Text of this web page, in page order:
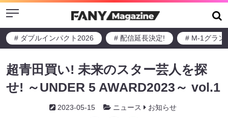
Menu
# ダブルインパクト2026 # 配信延長決定! # M-1グラン
超青田買い! 未来のスター芸人を探
せ! ～UNDER 5 AWARD2023～ vol.1
2023-05-15 ニュース お知らせ